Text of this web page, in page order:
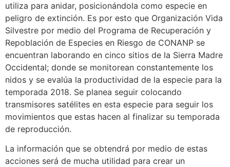
utiliza para anidar, posicionándola como especie en
peligro de extinción. Es por esto que Organización Vida
Silvestre por medio del Programa de Recuperación y
Repoblación de Especies en Riesgo de CONANP se
encuentran laborando en cinco sitios de la Sierra Madre
Occidental; donde se monitorean constantemente los
nidos y se evalúa la productividad de la especie para la
temporada 2018. Se planea seguir colocando
transmisores satélites en esta especie para seguir los
movimientos que estas hacen al finalizar su temporada
de reproducción.
La información que se obtendrá por medio de estas
acciones será de mucha utilidad para crear un